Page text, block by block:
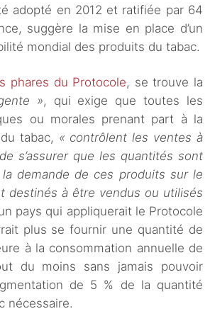
adopté en 2012 et ratifiée par 64
suggère la mise en place d’un
mondial des produits du tabac.
phares du Protocole, se trouve la
», qui exige que toutes les
ou morales prenant part à la
tabac, « contrôlent les ventes à
s’assurer que les quantités sont
demande de ces produits sur le
destinés à être vendus ou utilisés
pays qui appliquerait le Protocole
plus se fournir une quantité de
à la consommation annuelle de
du moins sans jamais pouvoir
de 5 % de la quantité
nécessaire.